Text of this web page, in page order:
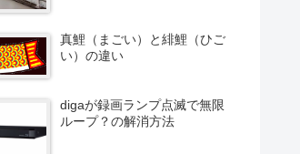
真鯉（まごい）と緋鯉（ひご
い）の違い
digaが録画ランプ点滅で無限
ループ？の解消方法